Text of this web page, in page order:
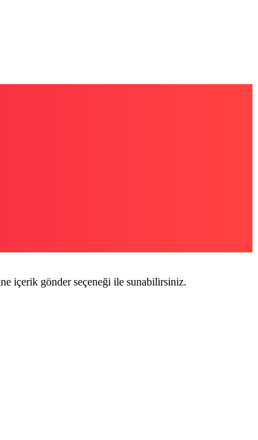
içerik gönder seçeneği ile sunabilirsiniz.